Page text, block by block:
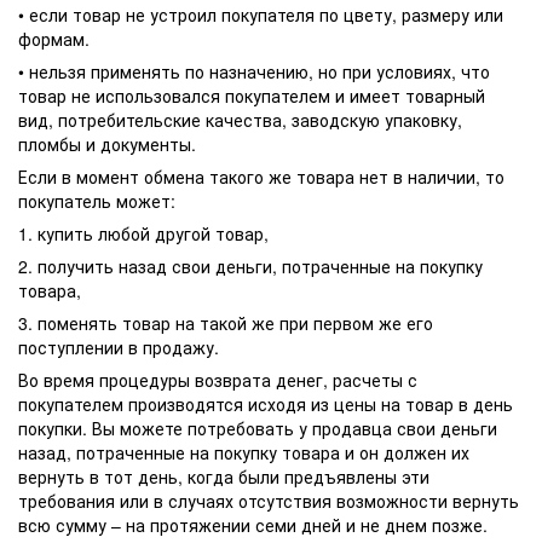
• если товар не устроил покупателя по цвету, размеру или
формам.
• нельзя применять по назначению, но при условиях, что
товар не использовался покупателем и имеет товарный
вид, потребительские качества, заводскую упаковку,
пломбы и документы.
Если в момент обмена такого же товара нет в наличии, то
покупатель может:
1. купить любой другой товар,
2. получить назад свои деньги, потраченные на покупку
товара,
3. поменять товар на такой же при первом же его
поступлении в продажу.
Во время процедуры возврата денег, расчеты с
покупателем производятся исходя из цены на товар в день
покупки. Вы можете потребовать у продавца свои деньги
назад, потраченные на покупку товара и он должен их
вернуть в тот день, когда были предъявлены эти
требования или в случаях отсутствия возможности вернуть
всю сумму – на протяжении семи дней и не днем позже.